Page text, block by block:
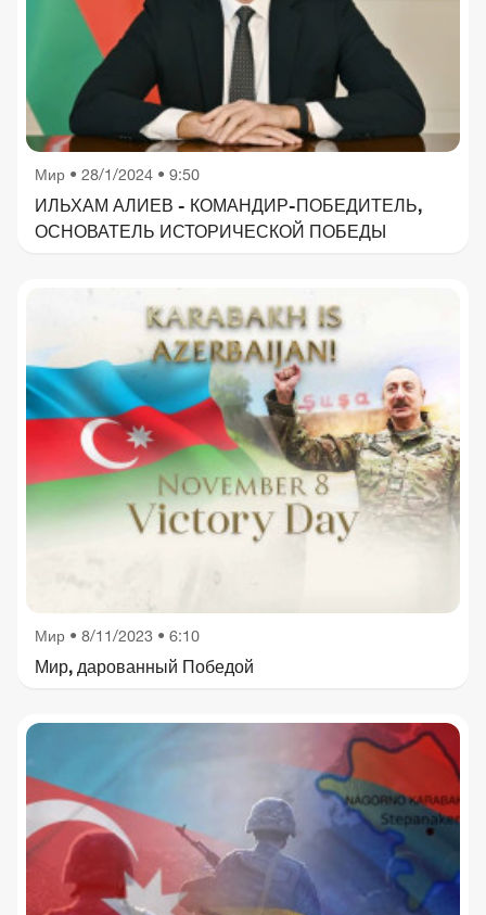
Мир • 28/1/2024 • 9:50
ИЛЬХАМ АЛИЕВ - КОМАНДИР-ПОБЕДИТЕЛЬ,
ОСНОВАТЕЛЬ ИСТОРИЧЕСКОЙ ПОБЕДЫ
Мир • 8/11/2023 • 6:10
Мир, дарованный Победой